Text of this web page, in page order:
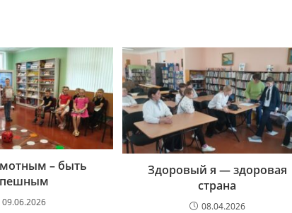
– быть
09.06.2026
Здоровый я — здоровая
страна
08.04.2026